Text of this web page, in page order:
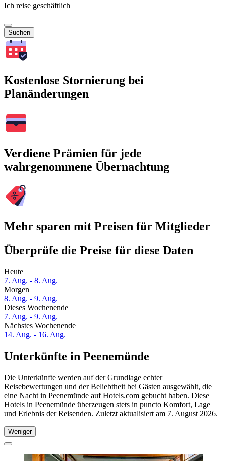
Ich reise geschäftlich
Suchen
Kostenlose Stornierung bei
Planänderungen
Verdiene Prämien für jede
wahrgenommene Übernachtung
Mehr sparen mit Preisen für Mitglieder
Überprüfe die Preise für diese Daten
Heute
7. Aug. - 8. Aug.
Morgen
8. Aug. - 9. Aug.
Dieses Wochenende
7. Aug. - 9. Aug.
Nächstes Wochenende
14. Aug. - 16. Aug.
Unterkünfte in Peenemünde
Die Unterkünfte werden auf der Grundlage echter
Reisebewertungen und der Beliebtheit bei Gästen ausgewählt, die
eine Nacht in Peenemünde auf Hotels.com gebucht haben. Diese
Hotels in Peenemünde überzeugen stets in puncto Komfort, Lage
und Erlebnis der Reisenden. Zuletzt aktualisiert am 7. August 2026.
Weniger